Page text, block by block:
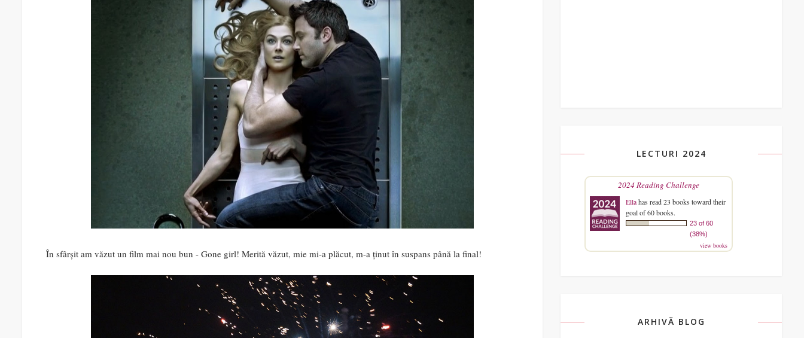
În sfârșit am văzut un film mai nou bun - Gone girl! Merită văzut, mie mi-a plăcut, m-a ținut în suspans până la final!
LECTURI 2024
2024 Reading Challenge
Ellahas read 23 books toward their
goal of 60 books.
23 of 60
(38%)
view books
ARHIVĂ BLOG